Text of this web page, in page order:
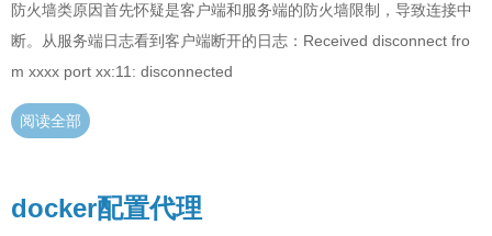
防火墙类原因首先怀疑是客户端和服务端的防火墙限制，导致连接中
断。从服务端日志看到客户端断开的日志：Received disconnect fro
m xxxx port xx:11: disconnected
阅读全部
docker配置代理